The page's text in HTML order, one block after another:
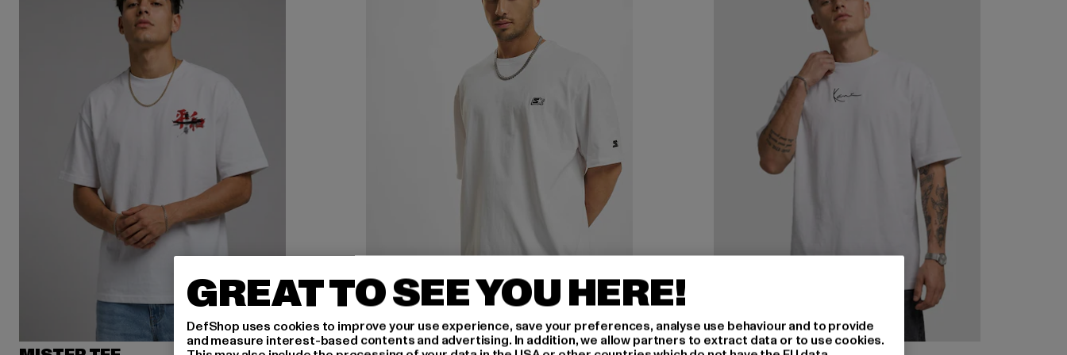
STARTER BLACK LABEL
Essential Oversize
GREAT TO SEE YOU HERE!
DefShop uses cookies to improve your use experience, save your preferences, analyse use behaviour and to provide
and measure interest-based contents and advertising. In addition, we allow partners to extract data or to use cookies.